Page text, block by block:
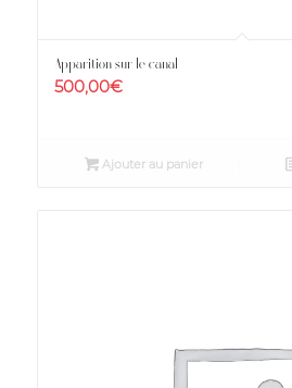
Apparition sur le canal
500,00€
Ajouter au panier